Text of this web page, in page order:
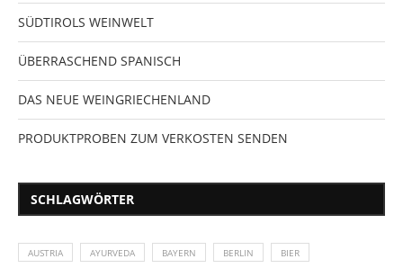
SÜDTIROLS WEINWELT
ÜBERRASCHEND SPANISCH
DAS NEUE WEINGRIECHENLAND
PRODUKTPROBEN ZUM VERKOSTEN SENDEN
SCHLAGWÖRTER
AUSTRIA AYURVEDA BAYERN BERLIN BIER